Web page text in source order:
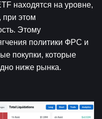
находятся на уровне,
при этом
Этому
политики ФРС и
покупки, которые
ниже рынка.